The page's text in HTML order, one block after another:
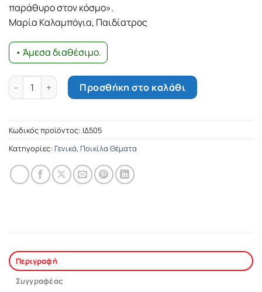
παράθυρο στον κόσµο».
Μαρία Καλαµπόγια, Παιδίατρος
• Άμεσα διαθέσιμο.
λέμε νανουρίσματα - λέμε ιστορίες / μύθους ποσότητα
Προσθήκη στο καλάθι
Κωδικός προϊόντος: ΙΔ505
Κατηγορίες: Γενικά, Ποικίλα Θέματα
Περιγραφή
Συγγραφέας